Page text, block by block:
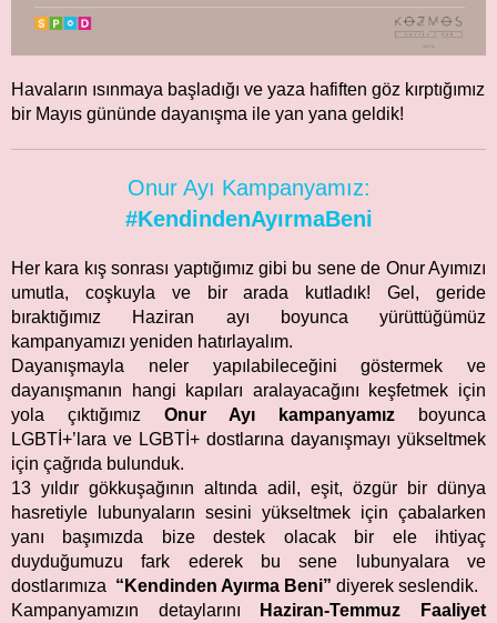
Havaların ısınmaya başladığı ve yaza hafiften göz kırptığımız
bir Mayıs gününde dayanışma ile yan yana geldik!
Onur Ayı Kampanyamız:
#KendindenAyırmaBeni
Her kara kış sonrası yaptığımız gibi bu sene de Onur Ayımızı
umutla, coşkuyla ve bir arada kutladık! Gel, geride
bıraktığımız Haziran ayı boyunca yürüttüğümüz
kampanyamızı yeniden hatırlayalım.
Dayanışmayla neler yapılabileceğini göstermek ve
dayanışmanın hangi kapıları aralayacağını keşfetmek için
yola çıktığımız Onur Ayı kampanyamız boyunca
LGBTİ+’lara ve LGBTİ+ dostlarına dayanışmayı yükseltmek
için çağrıda bulunduk.
13 yıldır gökkuşağının altında adil, eşit, özgür bir dünya
hasretiyle lubunyaların sesini yükseltmek için çabalarken
yanı başımızda bize destek olacak bir ele ihtiyaç
duyduğumuzu fark ederek bu sene lubunyalara ve
dostlarımıza “Kendinden Ayırma Beni” diyerek seslendik.
Kampanyamızın detaylarını
Haziran-Temmuz Faaliyet